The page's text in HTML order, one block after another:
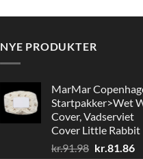
NYE PRODUKTER
MarMar
Startpakker>Wet
Cover, Vadserviet
Cover Little Rabbit
kr.91.98 Den
kr.81.86